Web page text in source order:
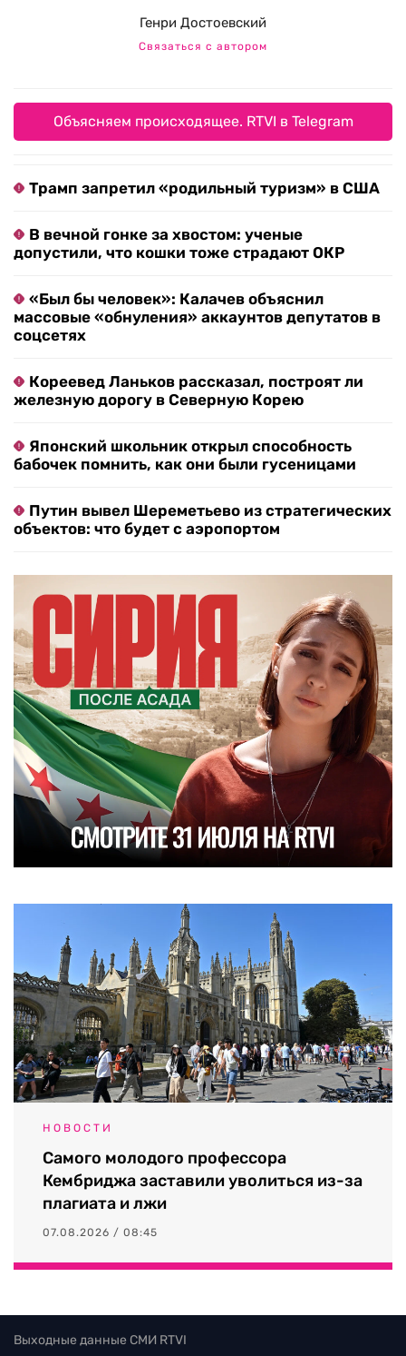
Генри Достоевский
Связаться с автором
Объясняем происходящее. RTVI в Telegram
Трамп запретил «родильный туризм» в США
В вечной гонке за хвостом: ученые
допустили, что кошки тоже страдают ОКР
«Был бы человек»: Калачев объяснил
массовые «обнуления» аккаунтов депутатов в
соцсетях
Кореевед Ланьков рассказал, построят ли
железную дорогу в Северную Корею
Японский школьник открыл способность
бабочек помнить, как они были гусеницами
Путин вывел Шереметьево из стратегических
объектов: что будет с аэропортом
НОВОСТИ
Самого молодого профессора
Кембриджа заставили уволиться из-за
плагиата и лжи
07.08.2026 / 08:45
Выходные данные СМИ RTVI